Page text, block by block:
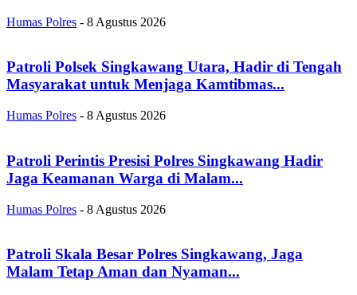
Humas Polres - 8 Agustus 2026
Patroli Polsek Singkawang Utara, Hadir di Tengah
Masyarakat untuk Menjaga Kamtibmas...
Humas Polres - 8 Agustus 2026
Patroli Perintis Presisi Polres Singkawang Hadir
Jaga Keamanan Warga di Malam...
Humas Polres - 8 Agustus 2026
Patroli Skala Besar Polres Singkawang, Jaga
Malam Tetap Aman dan Nyaman...